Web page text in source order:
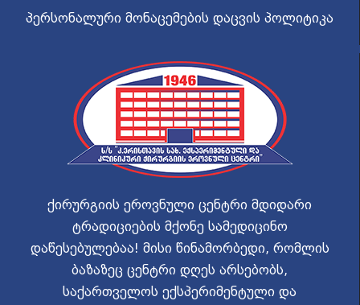
პერსონალური მონაცემების დაცვის პოლიტიკა
ქირურგიის ეროვნული ცენტრი მდიდარი
ტრადიციების მქონე სამედიცინო
დაწესებულებაა! მისი წინამორბედი, რომლის
ბაზაზეც ცენტრი დღეს არსებობს,
საქართველოს ექსპერიმენტული და